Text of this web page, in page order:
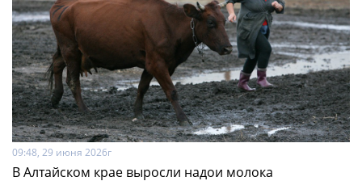
09:48, 29 июня 2026г
В Алтайском крае выросли надои молока